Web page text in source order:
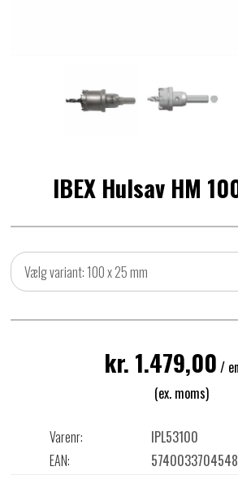
IBEX Hulsav HM
Vælg variant: 100 x 25 mm
kr. 1.479,00 /
(ex. moms)
Varenr:
IPL53100
EAN:
5740033704548